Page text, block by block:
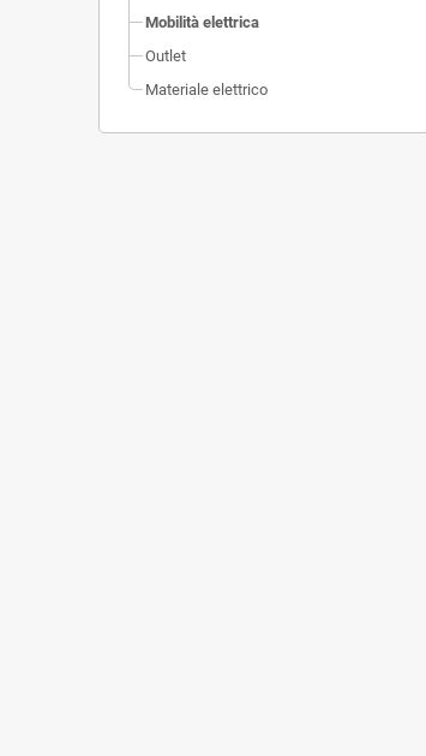
Mobilità elettrica
Outlet
Materiale elettrico